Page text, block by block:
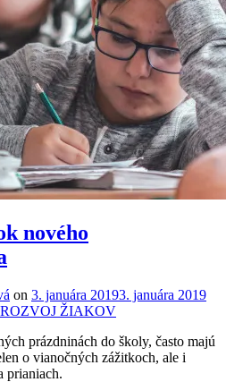
nového
on 3. januára 20193. januára 2019
ŽIAKOV
prázdninách do školy, často majú
o vianočných zážitkoch, ale i
prianiach.